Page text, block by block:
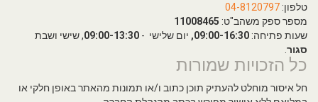
טלפון: 04-8120797
מספר ספק משהב"ט: 11008465
שעות פתיחה: 09:00-16:30, יום שלישי - 09:00-13:30, שישי ושבת
סגור
כל הזכויות שמורות
חל איסור מוחלט להעתיק תוכן כתוב ו/או תמונות מהאתר באופן חלקי או